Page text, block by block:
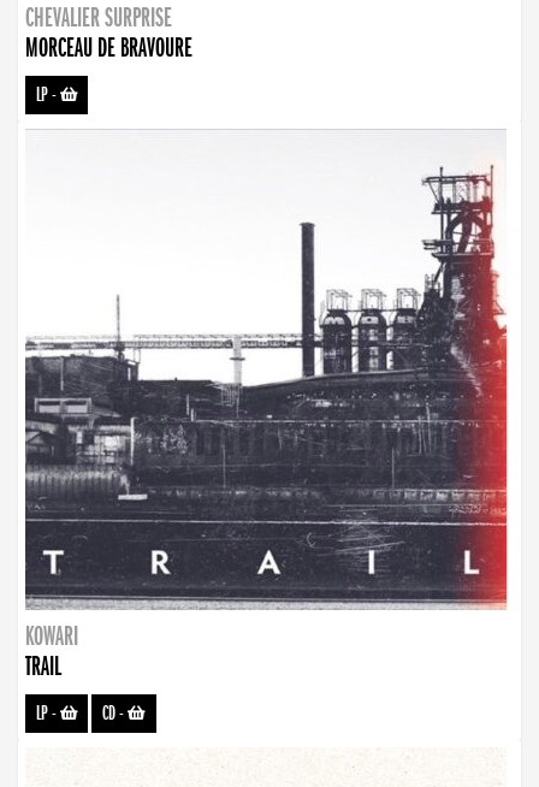
CHEVALIER SURPRISE
MORCEAU DE BRAVOURE
LP-
KOWARI
TRAIL
LP- CD-